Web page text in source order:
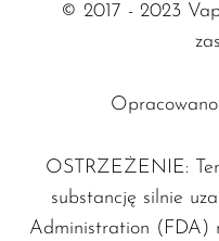
nikotyny –
baz z nikotyną
shotów, aby
© 2017 - 2023
OSTRZEŻENIE:
substancję silnie
Administration (FDA)